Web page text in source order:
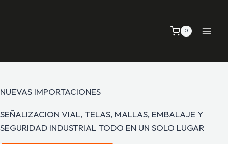
0
NUEVAS IMPORTACIONES
SEÑALIZACION VIAL, TELAS, MALLAS, EMBALAJE Y
SEGURIDAD INDUSTRIAL TODO EN UN SOLO LUGAR